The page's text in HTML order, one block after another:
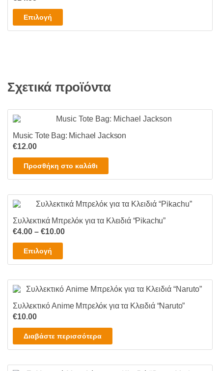
Επιλογή
το
Οι
μπορούν
να
επιλεγούν
σελίδα
του
προϊόντος
Σχετικά προϊόντα
Music Tote Bag: Michael Jackson
€12.00
Προσθήκη στο καλάθι
Συλλεκτικά Μπρελόκ για τα Κλειδιά “Pikachu”
€4.00 – €10.00Price
through
€10.00
Επιλογή
το
παραλλαγές.
μπορούν
επιλεγούν
Συλλεκτικό Anime Μπρελόκ για τα Κλειδιά “Naruto”
€10.00
Διαβάστε περισσότερα